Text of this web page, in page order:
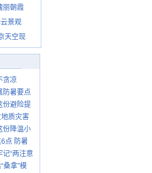
丽朝霞
景观
天空现
贪凉
防暑要点
份避险提
质灾害
份降温小
点 防暑
“两注意
桑拿”模